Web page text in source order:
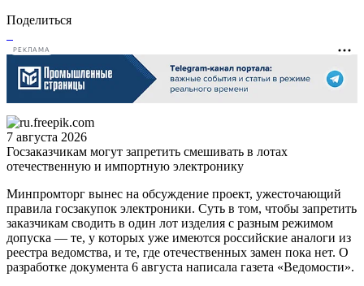
Поделиться
РЕКЛАМА
7 августа 2026
Госзаказчикам могут запретить смешивать в лотах
отечественную и импортную электронику
Минпромторг вынес на обсуждение проект, ужесточающий
правила госзакупок электроники. Суть в том, чтобы запретить
заказчикам сводить в один лот изделия с разным режимом
допуска — те, у которых уже имеются российские аналоги из
реестра ведомства, и те, где отечественных замен пока нет. О
разработке документа 6 августа написала газета «Ведомости».